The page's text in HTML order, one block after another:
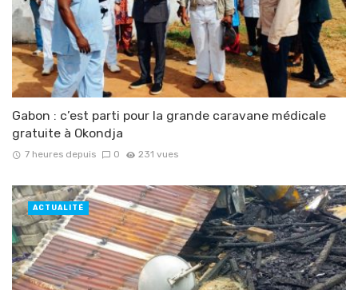
Gabon : c’est parti pour la grande caravane médicale
gratuite à Okondja
7 heures depuis 0 231 vues
ACTUALITÉ